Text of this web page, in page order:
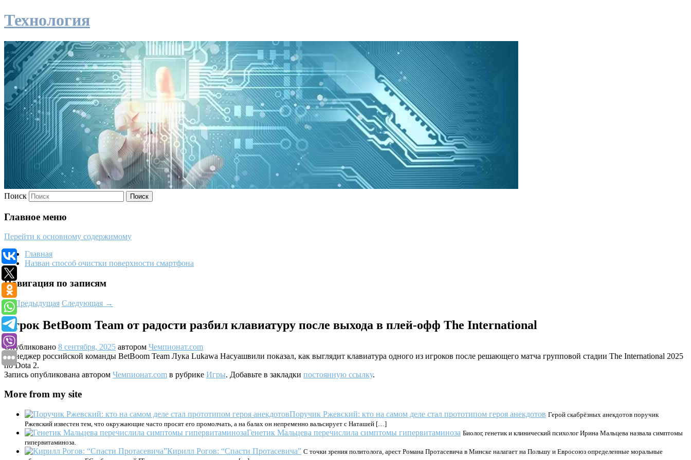
Технология
Поиск
Главное меню
Перейти к основному содержимому
Главная
Назван способ очистки поверхности смартфона
Навигация по записям
←Предыдущая Следующая →
Игрок BetBoom Team от радости разбил клавиатуру после выхода в плей-офф The International
Опубликовано 8 сентября, 2025 автором Чемпионат.com
Менеджер российской команды BetBoom Team Лука Lukawa Насуашвили показал, как выглядит клавиатура одного из игроков после решающего матча групповой стадии The International 2025
по Dota 2.
Запись опубликована автором Чемпионат.com в рубрике Игры. Добавьте в закладки постоянную ссылку.
More from my site
Поручик Ржевский: кто на самом деле стал прототипом героя анекдотов Герой скабрёзных анекдотов поручик
Ржевский известен тем, что окружающие часто просят его промолчать, а на балах он непременно вальсирует с Наташей […]
Генетик Мальцева перечислила симптомы гипервитаминоза Биолог, генетик и клинический психолог Ирина Мальцева назвала симптомы
гипервитаминоза.
Кирилл Рогов: “Спасти Протасевича” С точки зрения политолога, арест Романа Протасевича в Минске налагает на Польшу и Евросоюз определенные моральные